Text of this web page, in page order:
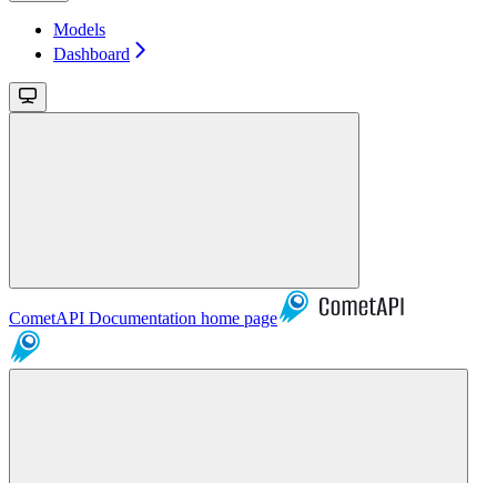
Models
Dashboard
CometAPI Documentation home page